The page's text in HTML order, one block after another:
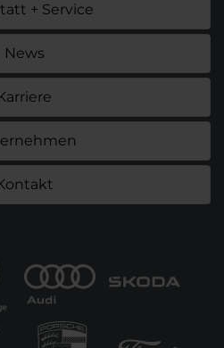
+ Service
News